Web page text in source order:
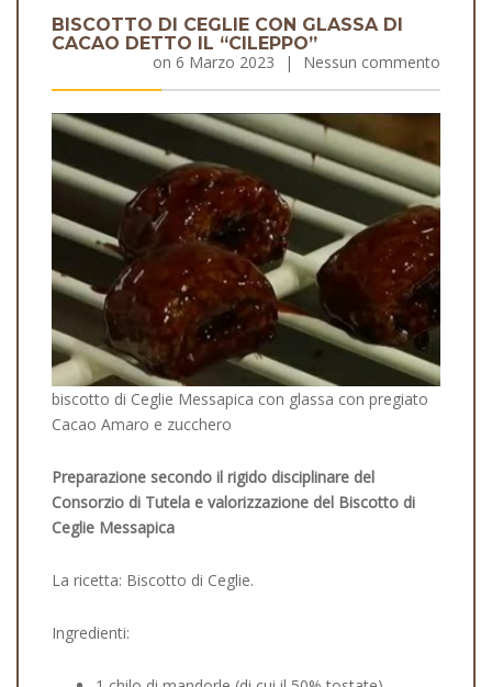
BISCOTTO DI CEGLIE CON GLASSA DI
CACAO DETTO IL “CILEPPO”
on 6 Marzo 2023 | Nessun commento
biscotto di Ceglie Messapica con glassa con pregiato
Cacao Amaro e zucchero
Preparazione secondo il rigido disciplinare del
Consorzio di Tutela e valorizzazione del Biscotto di
Ceglie Messapica
La ricetta: Biscotto di Ceglie.
Ingredienti: